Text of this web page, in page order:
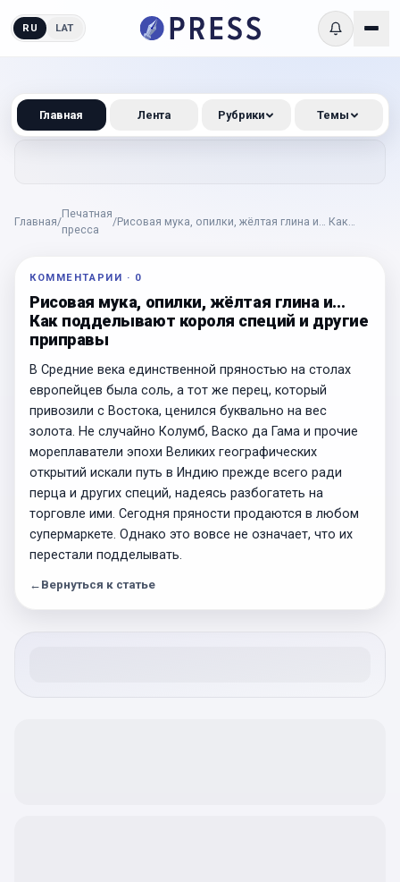
RU LAT
Главная/
Печатная
пресса
/Рисовая мука, опилки, жёлтая глина и… Как
КОММЕНТАРИИ · 0
Рисовая мука, опилки, жёлтая глина и…
Как подделывают короля специй и другие
приправы
В Средние века единственной пряностью на столах
европейцев была соль, а тот же перец, который
привозили с Востока, ценился буквально на вес
золота. Не случайно Колумб, Васко да Гама и прочие
мореплаватели эпохи Великих географических
открытий искали путь в Индию прежде всего ради
перца и других специй, надеясь разбогатеть на
торговле ими. Сегодня пряности продаются в любом
супермаркете. Однако это вовсе не означает, что их
перестали подделывать.
← Вернуться к статье
Главная Лента Рубрики Темы